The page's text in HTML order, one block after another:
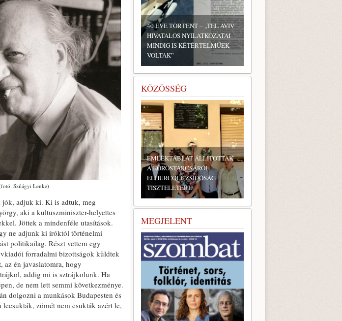
Szilágyi Lenke)
jók, adjuk ki. Ki is adtuk, meg
aki a kultuszminiszter-helyettes
Jöttek a mindenféle utasítások.
ne adjunk ki íróktól történelmi
politikailag. Részt vettem egy
forradalmi bizottságok küldtek
az én javaslatomra, hogy
addig mi is sztrájkolunk. Ha
de nem lett semmi következménye.
dolgozni a munkások Budapesten és
zömét nem csukták azért le,
40 ÉVE TÖRTÉNT – „TEL AVIV
HIVATALOS NYILATKOZATAI
MINDIG IS KÉTÉRTELMŰEK
VOLTAK”
KÖZÖSSÉG
BONYHÁDI ZSIDÓ NAPOK
MEGJELENT